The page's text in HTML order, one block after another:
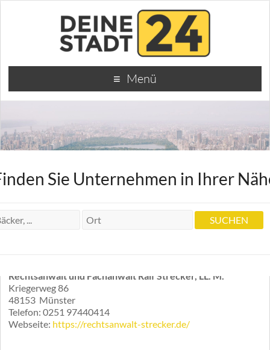
Menü
Strecker, LL. M.
Sie Unternehmen in Ihrer
Rechtsanwalt und Fachanwalt Ralf Strecker, LL. M.
Kriegerweg 86
48153 Münster
Telefon:0251 97440414
Webseite: https://rechtsanwalt-strecker.de/